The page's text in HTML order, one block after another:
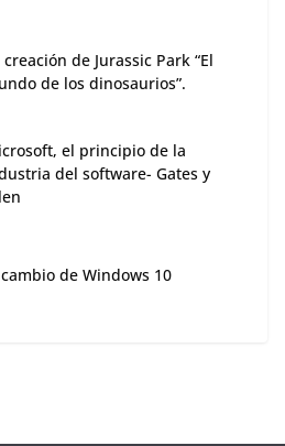
creación de Jurassic Park “El
de los dinosaurios”.
el principio de la
del software- Gates y
cambio de Windows 10